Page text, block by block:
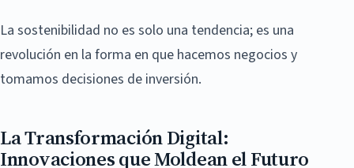
La sostenibilidad no es solo una tendencia; es una
revolución en la forma en que hacemos negocios y
tomamos decisiones de inversión.
La Transformación Digital:
Innovaciones que Moldean el Futuro